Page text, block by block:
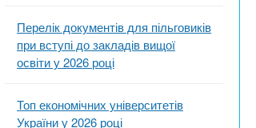
Перелік документів для пільговиків
при вступі до закладів вищої
освіти у 2026 році
Топ економічних університетів
України у 2026 році